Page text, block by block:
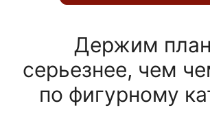
Держим
серьезнее, чем
по фигурному